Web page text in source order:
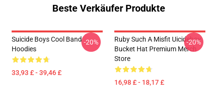
Beste Verkäufer Produkte
Suicide Boys Cool Band
Hoodies
33,93 £ - 39,46 £
-20%
Ruby Such A Misfit Uicideboy
Bucket Hat Premium Merch
Store
16,98 £ - 18,17 £
-20%